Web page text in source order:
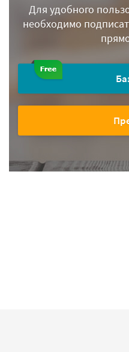
Для удобного
необходимо